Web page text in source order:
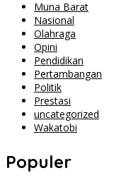
Muna Barat
Nasional
Olahraga
Opini
Pendidikan
Pertambangan
Politik
Prestasi
uncategorized
Wakatobi
Populer